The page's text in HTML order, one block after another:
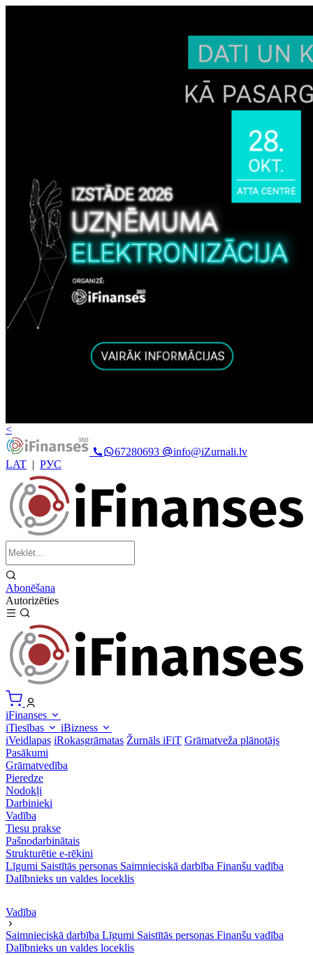
<
67280693
info@iZurnali.lv
LAT | РУС
Abonēšana
Autorizēties
iFinanses
iTiesības
iBizness
iVeidlapas iRokasgrāmatas Žurnāls iFiT Grāmatveža plānotājs
Pasākumi
Grāmatvedība
Pieredze
Nodokļi
Darbinieki
Vadība
Tiesu prakse
Pašnodarbinātais
Strukturētie e-rēķini
Līgumi Saistītās personas Saimnieciskā darbība Finanšu vadība
Dalībnieks un valdes loceklis
Vadība
Saimnieciskā darbība Līgumi Saistītās personas Finanšu vadība
Dalībnieks un valdes loceklis